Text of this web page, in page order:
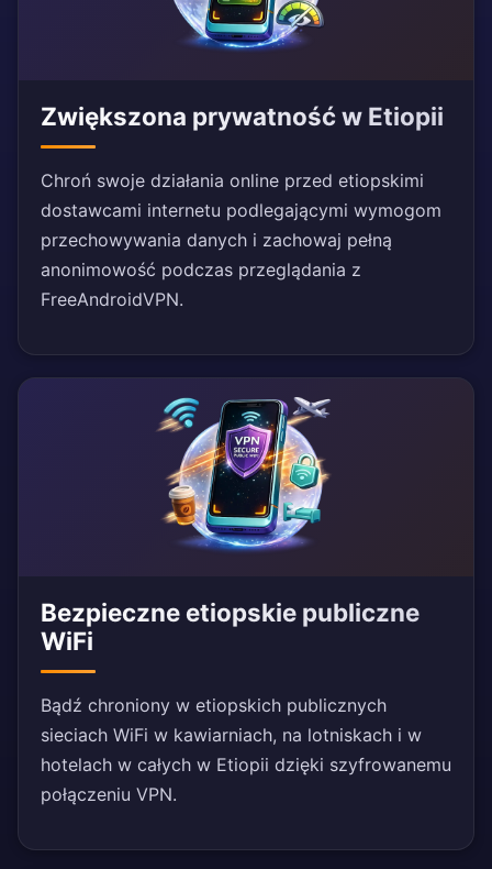
Zwiększona prywatność w Etiopii
Chroń swoje działania online przed etiopskimi
dostawcami internetu podlegającymi wymogom
przechowywania danych i zachowaj pełną
anonimowość podczas przeglądania z
FreeAndroidVPN.
Bezpieczne etiopskie publiczne
WiFi
Bądź chroniony w etiopskich publicznych
sieciach WiFi w kawiarniach, na lotniskach i w
hotelach w całych w Etiopii dzięki szyfrowanemu
połączeniu VPN.